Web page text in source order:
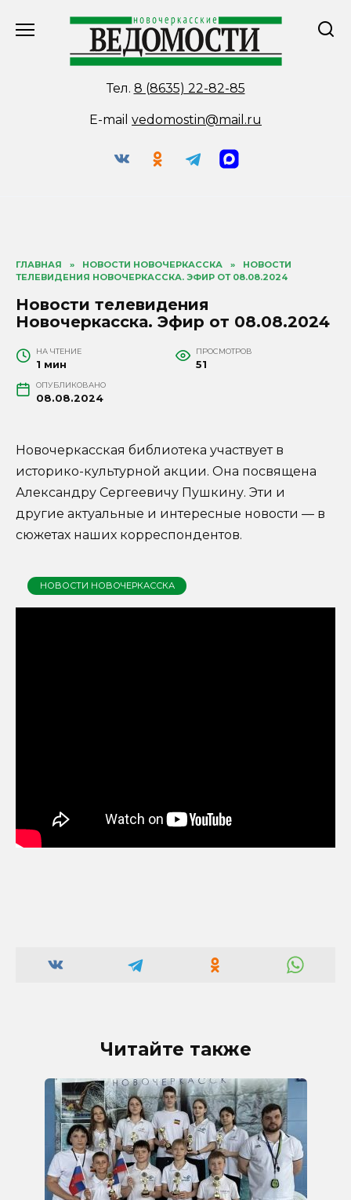
Тел. 8 (8635) 22-82-85
E-mail vedomostin@mail.ru
ГЛАВНАЯ » НОВОСТИ НОВОЧЕРКАССКА »
НОВОСТИ
ТЕЛЕВИДЕНИЯ НОВОЧЕРКАССКА. ЭФИР ОТ 08.08.2024
Новости телевидения
Новочеркасска. Эфир от 08.08.2024
НА ЧТЕНИЕ
1 мин
ПРОСМОТРОВ
51
ОПУБЛИКОВАНО
08.08.2024
Новочеркасская библиотека участвует в
историко-культурной акции. Она посвящена
Александру Сергеевичу Пушкину. Эти и
другие актуальные и интересные новости — в
сюжетах наших корреспондентов.
НОВОСТИ НОВОЧЕРКАССКА
Читайте также